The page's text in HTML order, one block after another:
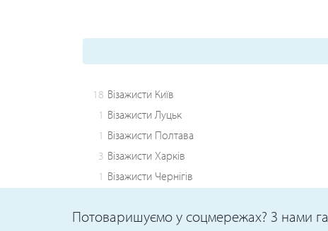
18 Візажисти Київ
1 Візажисти Луцьк
1 Візажисти Полтава
3 Візажисти Харків
1 Візажисти Чернігів
Потоваришуємо у соцмережах? З нами